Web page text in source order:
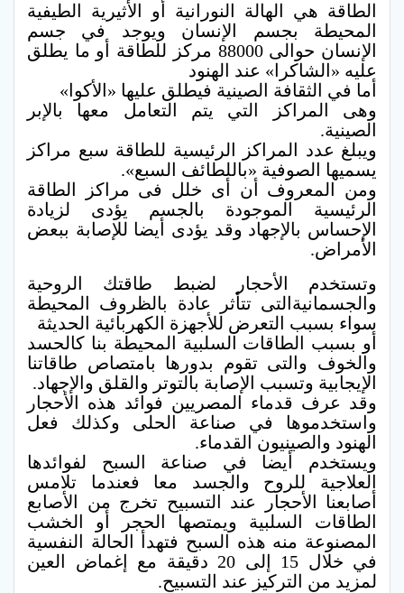
الطاقة هي الهالة النورانية أو الأثيرية الطيفية
المحيطة بجسم الإنسان ويوجد في جسم
الإنسان حوالى 88000 مركز للطاقة أو ما يطلق
عليه «الشاكرا» عند الهنود
أما في الثقافة الصينية فيطلق عليها «الأكوا»
وهى المراكز التي يتم التعامل معها بالإبر
الصينية.
ويبلغ عدد المراكز الرئيسية للطاقة سبع مراكز
يسميها الصوفية «باللطائف السبع».
ومن المعروف أن أى خلل فى مراكز الطاقة
الرئيسية الموجودة بالجسم يؤدى لزيادة
الإحساس بالإجهاد وقد يؤدى أيضا للإصابة ببعض
الأمراض.
وتستخدم الأحجار لضبط طاقتك الروحية
والجسمانيةالتى تتأثر عادة بالظروف المحيطة
سواء بسبب التعرض للأجهزة الكهربائية الحديثة
أو بسبب الطاقات السلبية المحيطة بنا كالحسد
والخوف والتى تقوم بدورها بامتصاص طاقاتنا
الإيجابية وتسبب الإصابة بالتوتر والقلق والإجهاد.
وقد عرف قدماء المصريين فوائد هذه الأحجار
واستخدموها في صناعة الحلى وكذلك فعل
الهنود والصينيون القدماء.
ويستخدم أيضا في صناعة السبح لفوائدها
العلاجية للروح والجسد معا فعندما تلامس
أصابعنا الأحجار عند التسبيح تخرج من الأصابع
الطاقات السلبية ويمتصها الحجر أو الخشب
المصنوعة منه هذه السبح فتهدأ الحالة النفسية
في خلال 15 إلى 20 دقيقة مع إغماض العين
لمزيد من التركيز عند التسبيح.